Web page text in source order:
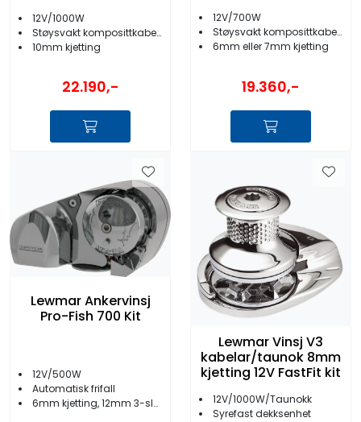
12V/1000W
Støysvakt komposittkabelar
10mm kjetting
22.190,-
12V/700W
Støysvakt komposittkabelar
6mm eller 7mm kjetting
19.360,-
Lewmar Ankervinsj
Pro-Fish 700 Kit
12V/500W
Automatisk frifall
6mm kjetting, 12mm 3-slått
Lewmar Vinsj V3
kabelar/taunok 8mm
kjetting 12V FastFit kit
12V/1000W/Taunokk
Syrefast dekksenhet